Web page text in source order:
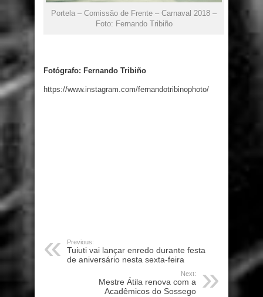
Portela – Comissão de Frente – Carnaval 2018 –
Foto: Fernando Tribiño
Fotógrafo: Fernando Tribiño
https://www.instagram.com/fernandotribinophoto/
Previous:
Tuiuti vai lançar enredo durante festa
de aniversário nesta sexta-feira
Next:
Mestre Átila renova com a
Acadêmicos do Sossego